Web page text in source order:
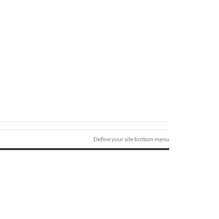
Define your site bottom menu